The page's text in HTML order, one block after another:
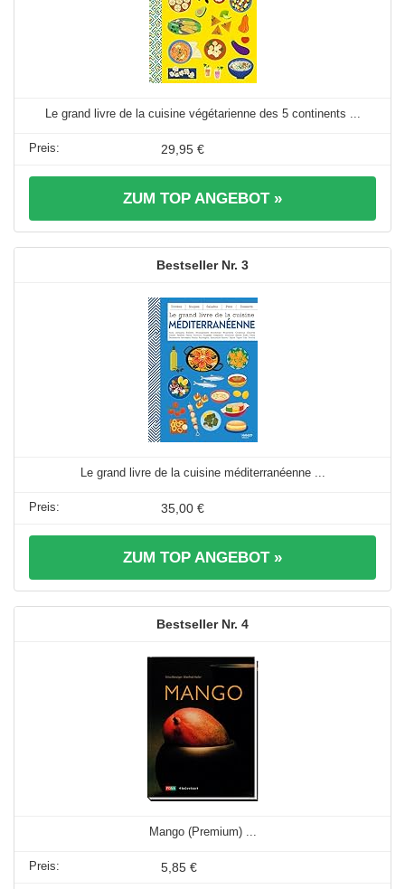
Le grand livre de la cuisine végétarienne des 5 continents ...
29,95 €
ZUM TOP ANGEBOT »
3
Le grand livre de la cuisine méditerranéenne ...
35,00 €
ZUM TOP ANGEBOT »
4
Mango (Premium) ...
5,85 €